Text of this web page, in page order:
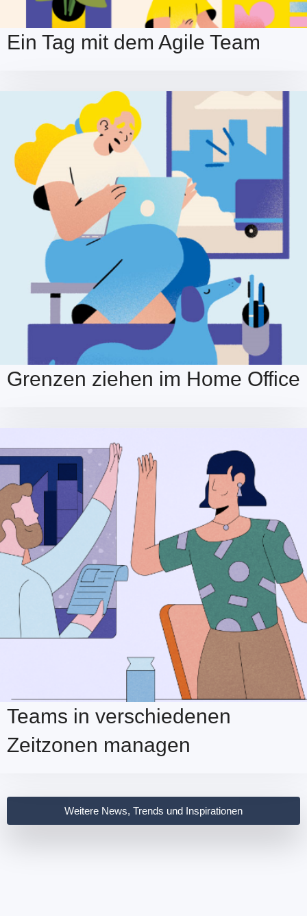
Ein Tag mit dem Agile Team
Grenzen ziehen im Home Office
Teams in verschiedenen
Zeitzonen managen
Weitere News, Trends und Inspirationen